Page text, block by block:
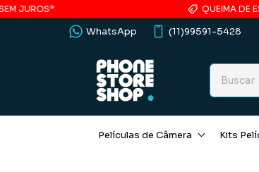
QUEIMA DE ESTOQUE ·
WhatsApp (11)99591-5428
Películas de Câmera Kits